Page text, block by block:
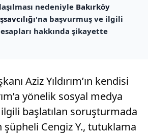
nedeniyle Bakırköy
'na başvurmuş ve ilgili
hakkında şikayette
Aziz Yıldırım’ın kendisi
yönelik sosyal medya
ilgili başlatılan soruşturmada
şüpheli Cengiz Y., tutuklama